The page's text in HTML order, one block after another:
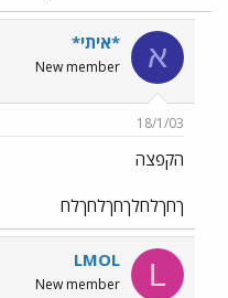
א *איתי*
New member
18/1/03
הקפצה
ךחךלחלךחךלחךלח
L
LMOL
New member